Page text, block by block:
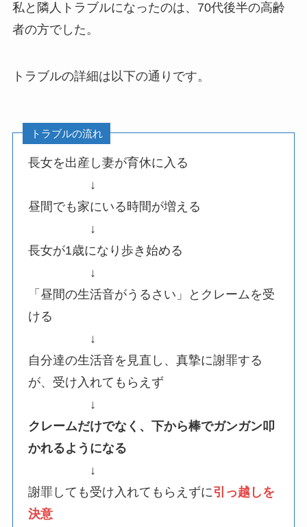
私と隣人トラブルになったのは、70代後半の高齢
者の方でした。
トラブルの詳細は以下の通りです。
トラブルの流れ
長女を出産し妻が育休に入る
↓
昼間でも家にいる時間が増える
↓
長女が1歳になり歩き始める
↓
「昼間の生活音がうるさい」とクレームを受
ける
↓
自分達の生活音を見直し、真摯に謝罪する
が、受け入れてもらえず
↓
クレームだけでなく、下から棒でガンガン叩
かれるようになる
↓
謝罪しても受け入れてもらえずに引っ越しを
決意